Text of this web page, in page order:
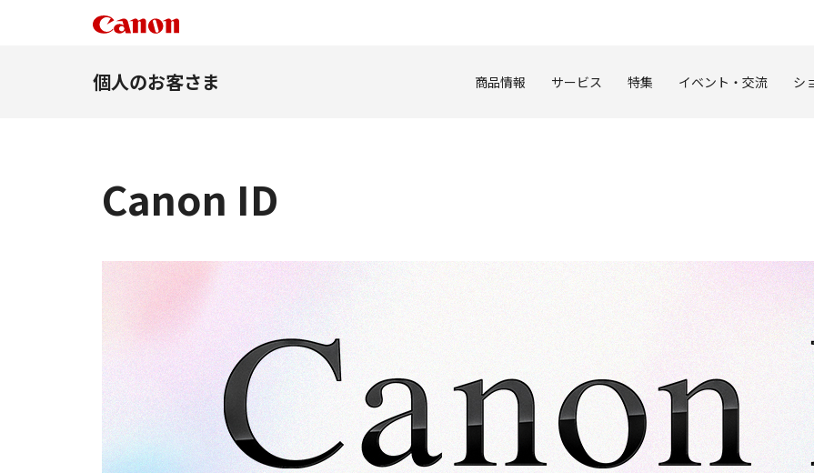
個人のお客さま 商品情報 サービス 特集 イベント・交流 シ
Canon ID